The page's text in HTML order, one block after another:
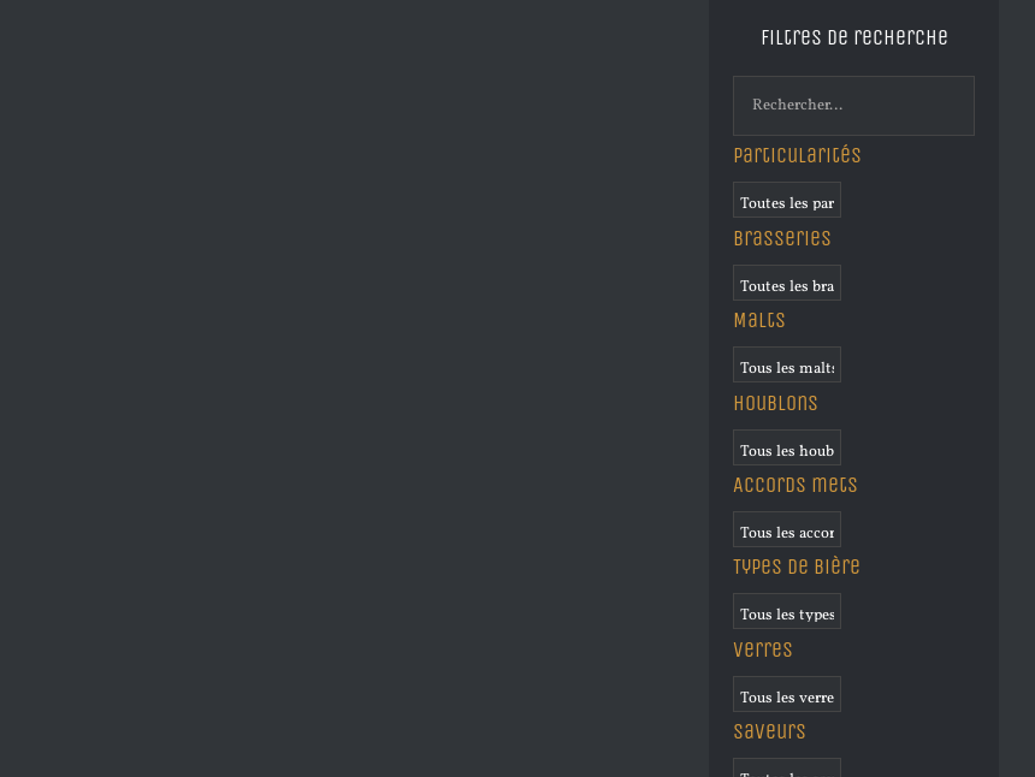
Filtres de recherche
Particularités
Brasseries
Malts
Houblons
Accords mets
Types de bière
Verres
Saveurs